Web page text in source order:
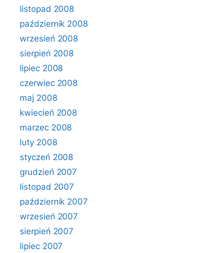
listopad 2008
październik 2008
wrzesień 2008
sierpień 2008
lipiec 2008
czerwiec 2008
maj 2008
kwiecień 2008
marzec 2008
luty 2008
styczeń 2008
grudzień 2007
listopad 2007
październik 2007
wrzesień 2007
sierpień 2007
lipiec 2007